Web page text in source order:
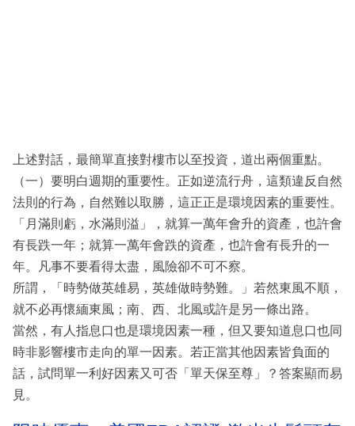
上述對話，最簡單直接對樓市以至投資，道出兩個重點。
（一）要明白週期的重要性。正如逆流行舟，這類違反自然
法則的行為，自然難以取勝，這正正是環境因素的重要性。
「月滿則虧，水滿則溢」，就算一萬年會升的資產，也許會
有長跌一年；就算一萬年會跌的資產，也許會有長升的一
年。凡事不要看得太盡，風險卻不可不察。
所謂，「時勢做英雄易，英雄做時勢難。」若然東風不順，
就不必再懷緬東風；南、西、北風或許是另一條出路。
當然，有人指息口也是環境因素一種，但又要知道息口也同
時非影響樓市走向的單一因素。若正當其他因素皆負面的
話，試問單一利好因素又可否「單天保至尊」？答案顯而易
見。